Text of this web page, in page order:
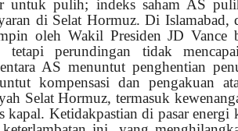
untuk pulih; indeks saham AS
di Selat Hormuz. Di Islamabad,
oleh Wakil Presiden JD Vance
tetapi perundingan tidak
AS menuntut penghentian
kompensasi dan pengakuan
Selat Hormuz, termasuk
kapal. Ketidakpastian di pasar energi